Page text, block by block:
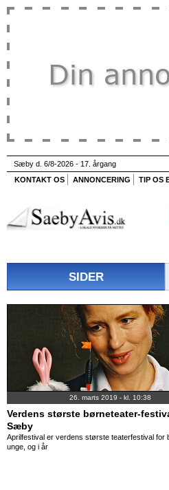
Sæby d. 6/8-2026 - 17. årgang
KONTAKT OS
ANNONCERING TIP OS
SIDER
26. marts 2019 - kl. 10:38
Verdens største børneteater-
Sæby
Aprilfestival er verdens største teaterfestival for
unge, og i år